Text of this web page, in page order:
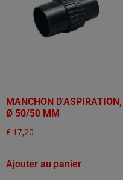
MANCHON D'ASPIRATION,
Ø 50/50 MM
€ 17,20
Ajouter au panier